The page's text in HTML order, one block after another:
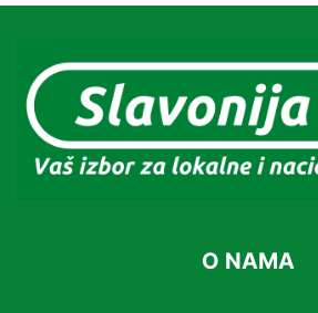
O NAMA